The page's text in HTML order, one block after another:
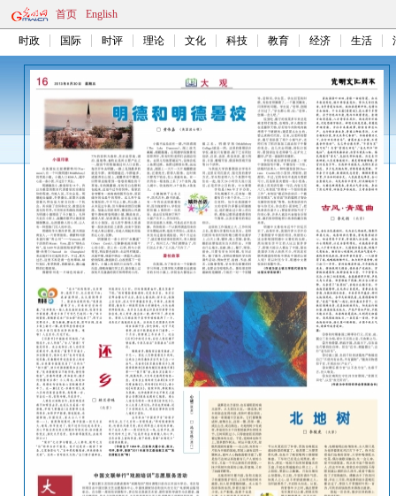
首页 English
时政 国际 时评 理论 文化 科技 教育 经济 生活